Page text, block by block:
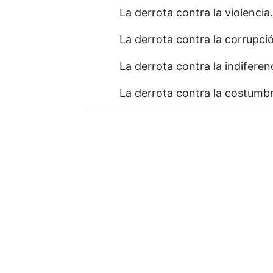
La derrota contra la violencia.
La derrota contra la
La derrota contra la
La derrota contra la